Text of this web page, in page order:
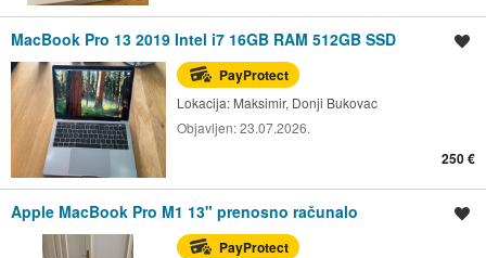
MacBook Pro 13 2019 Intel i7 16GB RAM 512GB SSD
PayProtect
Lokacija: Maksimir, Donji Bukovac
Objavljen:23.07.2026.
250 €
Apple MacBook Pro M1 13" prenosno računalo
PayProtect